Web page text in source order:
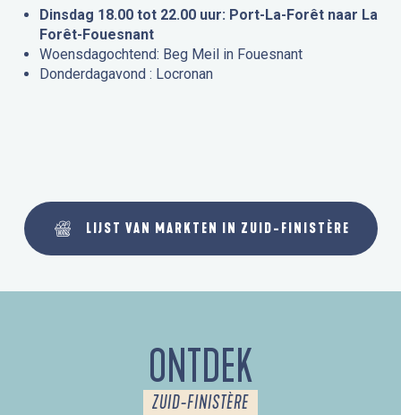
Dinsdag 18.00 tot 22.00 uur: Port-La-Forêt naar La
Forêt-Fouesnant
Woensdagochtend: Beg Meil in Fouesnant
Donderdagavond : Locronan
LIJST VAN MARKTEN IN ZUID-FINISTÈRE
ONTDEK
ZUID-FINISTÈRE